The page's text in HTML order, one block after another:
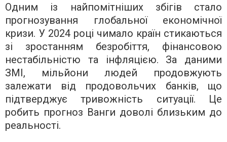
Одним із найпомітніших збігів стало
прогнозування глобальної економічної
кризи. У 2024 році чимало країн стикаються
зі зростанням безробіття, фінансовою
нестабільністю та інфляцією. За даними
ЗМІ, мільйони людей продовжують
залежати від продовольчих банків, що
підтверджує тривожність ситуації. Це
робить прогноз Ванги доволі близьким до
реальності.